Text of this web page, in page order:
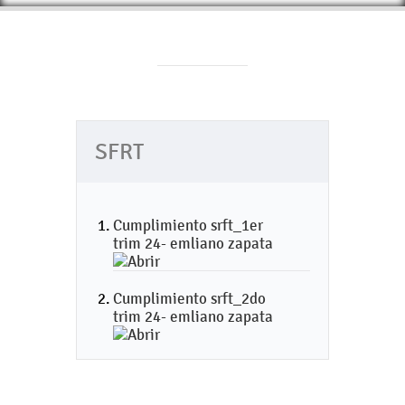
SFRT
Cumplimiento srft_1er
trim 24- emliano zapata
Cumplimiento srft_2do
trim 24- emliano zapata